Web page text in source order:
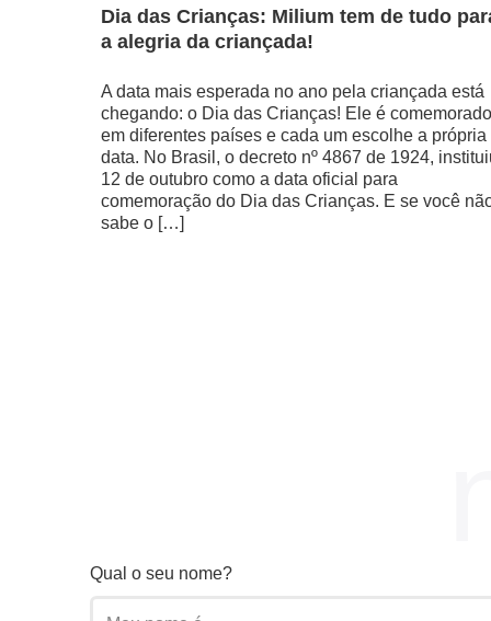
Dia das Crianças: Milium tem de tudo
a alegria da criançada!
A data mais esperada no ano pela criançada está
chegando: o Dia das Crianças! Ele é comemorado
em diferentes países e cada um escolhe a própria
data. No Brasil, o decreto nº 4867 de 1924,
12 de outubro como a data oficial para
comemoração do Dia das Crianças. E se você
sabe o […]
Qual o seu nome?